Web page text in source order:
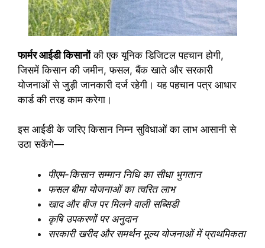
फार्मर आईडी किसानोंकी एक यूनिक डिजिटल पहचान होगी,
जिसमें किसान की जमीन, फसल, बैंक खाते और सरकारी
योजनाओं से जुड़ी जानकारी दर्ज रहेगी। यह पहचान पत्र आधार
कार्ड की तरह काम करेगा।
इस आईडी के जरिए किसान निम्न सुविधाओं का लाभ आसानी से
उठा सकेंगे—
पीएम-किसान सम्मान निधि का सीधा भुगतान
फसल बीमा योजनाओं का त्वरित लाभ
खाद और बीज पर मिलने वाली सब्सिडी
कृषि उपकरणों पर अनुदान
सरकारी खरीद और समर्थन मूल्य योजनाओं में प्राथमिकता